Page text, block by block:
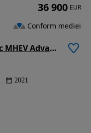
Audi Q5 40 TDI quattro S tronic MHEV Advanced
2021
36 900 EUR
Conform mediei